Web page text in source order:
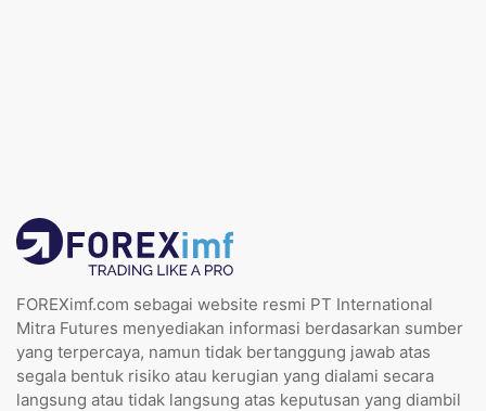
FOREXimf.com sebagai website resmi PT International
Mitra Futures menyediakan informasi berdasarkan sumber
yang terpercaya, namun tidak bertanggung jawab atas
segala bentuk risiko atau kerugian yang dialami secara
langsung atau tidak langsung atas keputusan yang diambil